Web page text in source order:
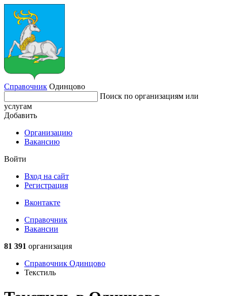
Справочник Одинцово
Поиск по организациям или
услугам
Добавить
Организацию
Вакансию
Войти
Вход на сайт
Регистрация
Вконтакте
Справочник
Вакансии
81 391 организация
Справочник Одинцово
Текстиль